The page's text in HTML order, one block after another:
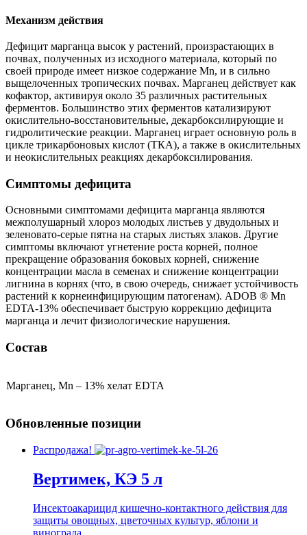
Механизм действия
Дефицит марганца высок у растений, произрастающих в
почвах, полученных из исходного материала, который по
своей природе имеет низкое содержание Mn, и в сильно
выщелоченных тропических почвах. Марганец действует как
кофактор, активируя около 35 различных растительных
ферментов. Большинство этих ферментов катализируют
окислительно-восстановительные, декарбоксилирующие и
гидролитические реакции. Марганец играет основную роль в
цикле трикарбоновых кислот (ТКА), а также в окислительных
и неокислительных реакциях декарбоксилирования.
Симптомы дефицита
Основными симптомами дефицита марганца являются
межполушарный хлороз молодых листьев у двудольных и
зеленовато-серые пятна на старых листьях злаков. Другие
симптомы включают угнетение роста корней, полное
прекращение образования боковых корней, снижение
концентрации масла в семенах и снижение концентрации
лигнина в корнях (что, в свою очередь, снижает устойчивость
растений к корнеинфицирующим патогенам). ADOB ® Mn
EDTA-13% обеспечивает быструю коррекцию дефицита
марганца и лечит физиологические нарушения.
Состав
Марганец, Mn – 13% хелат EDTA
Обновленные позиции
Распродажа!
Вертимек, КЭ 5 л
Инсектоакарицид кишечно-контактного действия для
защиты овощных, цветочных культур, яблони и
винограда.